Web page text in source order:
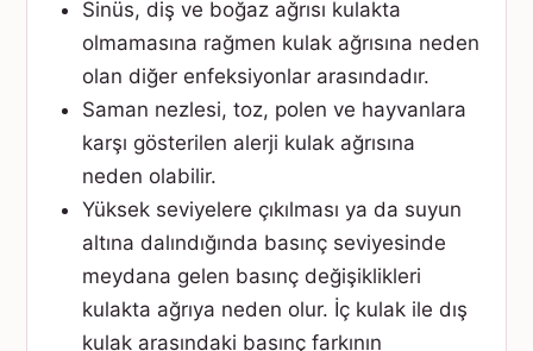
Sinüs, diş ve boğaz ağrısı kulakta
olmamasına rağmen kulak ağrısına neden
olan diğer enfeksiyonlar arasındadır.
Saman nezlesi, toz, polen ve hayvanlara
karşı gösterilen alerji kulak ağrısına
neden olabilir.
Yüksek seviyelere çıkılması ya da suyun
altına dalındığında basınç seviyesinde
meydana gelen basınç değişiklikleri
kulakta ağrıya neden olur. İç kulak ile dış
kulak arasındaki basınç farkının